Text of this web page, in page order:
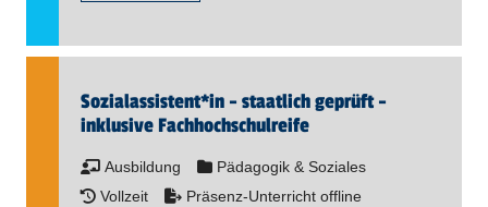
Sozialassistent​*in - staatlich geprüft -
inklusive Fachhochschulreife
Ausbildung
Pädagogik & Soziales
Vollzeit
Präsenz-Unterricht offline